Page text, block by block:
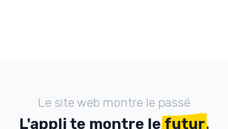
Le site web montre le passé
L'appli te montre lefutur.